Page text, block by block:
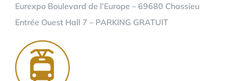
Eurexpo Boulevard de l’Europe – 69680 Chassieu
Entrée Ouest Hall 7 – PARKING GRATUIT